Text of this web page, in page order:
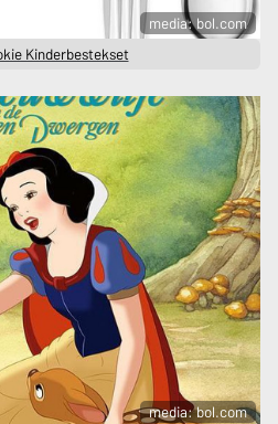
media: bol.com
Kinderbestekset
media: bol.com